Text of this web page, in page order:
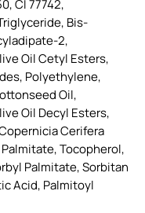
CI 77742,
Bis-
2,
Oil Cetyl Esters,
Polyethylene,
Oil,
Oil Decyl Esters,
Cerifera
Tocopherol,
Palmitate, Sorbitan
Acid, Palmitoyl